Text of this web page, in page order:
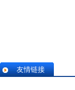
友情链接